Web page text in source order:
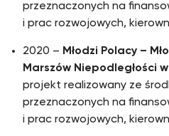
przeznaczonych na
i prac rozwojowych,
2020 – Młodzi Polacy –
Marszów Niepodległości
projekt realizowany ze
przeznaczonych na
i prac rozwojowych,